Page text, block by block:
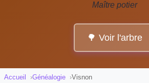
Maître potier
🌳 Voir l'arbre
Accueil Généalogie Visnon